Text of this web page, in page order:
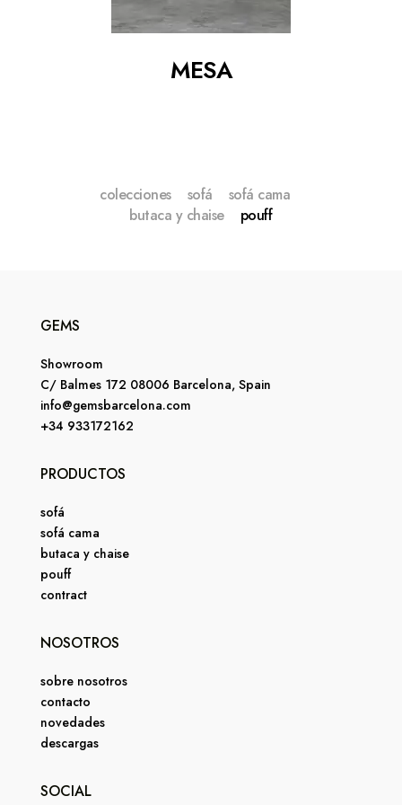
MESA
colecciones sofá
sofá cama
butaca y chaise
pouff
GEMS
Showroom
C/ Balmes 172 08006 Barcelona, Spain
info@gemsbarcelona.com
+34 933172162
PRODUCTOS
sofá
sofá cama
butaca y chaise
pouff
contract
NOSOTROS
sobre nosotros
contacto
novedades
descargas
SOCIAL